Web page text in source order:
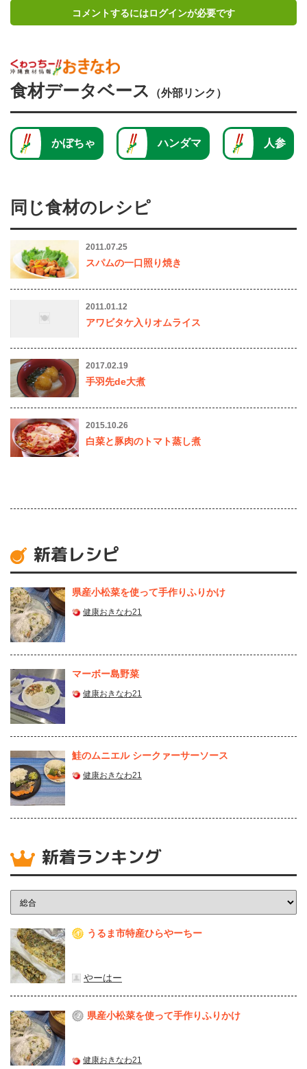
コメントするにはログインが必要です
食材データベース （外部リンク）
かぼちゃ ハンダマ 人参
同じ食材のレシピ
2011.07.25
スパムの一口照り焼き
2011.01.12
アワビタケ入りオムライス
2017.02.19
手羽先de大煮
2015.10.26
白菜と豚肉のトマト蒸し煮
新着レシピ
県産⼩松菜を使って⼿作りふりかけ
健康おきなわ21
マーボー島野菜
健康おきなわ21
鮭のムニエル シークァーサーソース
健康おきなわ21
新着ランキング
1 うるま市特産ひらやーちー
やーはー
2 県産⼩松菜を使って⼿作りふりかけ
健康おきなわ21